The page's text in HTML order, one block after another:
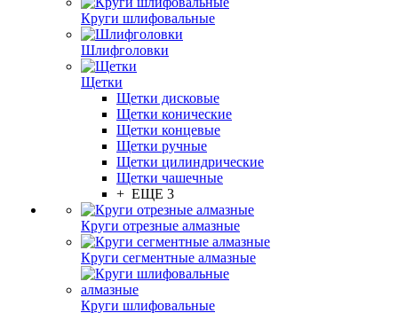
Круги шлифовальные
Шлифголовки
Щетки
Щетки дисковые
Щетки конические
Щетки концевые
Щетки ручные
Щетки цилиндрические
Щетки чашечные
+ ЕЩЕ 3
Круги отрезные алмазные
Круги сегментные алмазные
Круги шлифовальные